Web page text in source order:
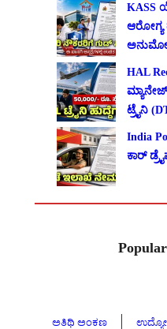
KASS
ಆರೋಗ್ಯ
HAL
ಟ್ರೈನಿ
India
ಕಾರ್
ಅತಿಥಿ ಅಂಕಣ